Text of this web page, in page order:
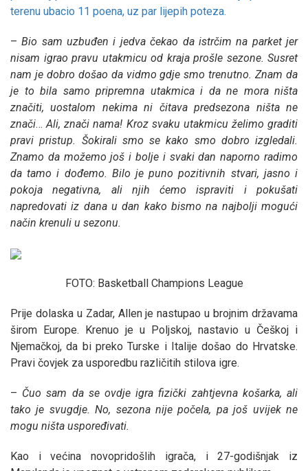
terenu ubacio 11 poena, uz par lijepih poteza.
–Bio sam uzbuđen i jedva čekao da istrčim na parket jer
nisam igrao pravu utakmicu od kraja prošle sezone. Susret
nam je dobro došao da vidmo gdje smo trenutno. Znam da
je to bila samo pripremna utakmica i da ne mora ništa
značiti, uostalom nekima ni čitava predsezona ništa ne
znači…Ali, znači nama! Kroz svaku utakmicu želimo graditi
pravi pristup. Šokirali smo se kako smo dobro izgledali.
Znamo da možemo još i bolje i svaki dan naporno radimo
da tamo i dođemo. Bilo je puno pozitivnih stvari, jasno i
pokoja negativna, ali njih ćemo ispraviti i pokušati
napredovati iz dana u dan kako bismo na najbolji mogući
način krenuli u sezonu.
FOTO: Basketball Champions League
Prije dolaska u Zadar, Allen je nastupao u brojnim državama
širom Europe. Krenuo je u Poljskoj, nastavio u Češkoj i
Njemačkoj, da bi preko Turske i Italije došao do Hrvatske.
Pravi čovjek za usporedbu različitih stilova igre.
– Čuo sam da se ovdje igra fizički zahtjevna košarka, ali
tako je svugdje. No, sezona nije počela, pa još uvijek ne
mogu ništa uspoređivati.
Kao i većina novopridošlih igrača, i 27-godišnjak iz